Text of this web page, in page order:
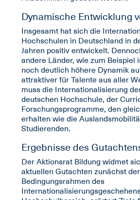
Dynamische Entwicklung
Insgesamt hat sich die
Hochschulen in Deutschland in
Jahren positiv entwickelt.
andere Länder, wie zum Beispiel
noch deutlich höhere Dynamik
attraktiver für Talente aus aller
muss die Internationalisierung
deutschen Hochschule, der
Forschungsprogramme, den
erhalten wie die
Studierenden.
Ergebnisse des
Der Aktionsrat Bildung widmet
aktuellen Gutachten zunächst
Bedingungsrahmen des